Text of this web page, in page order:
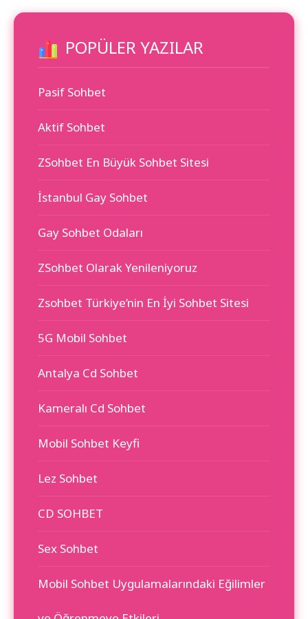
POPÜLER YAZILAR
Pasif Sohbet
Aktif Sohbet
ZSohbet En Büyük Sohbet Sitesi
İstanbul Gay Sohbet
Gay Sohbet Odaları
ZSohbet Olarak Yenileniyoruz
Zsohbet Türkiye’nin En İyi Sohbet Sitesi
5G Mobil Sohbet
Antalya Cd Sohbet
Kameralı Cd Sohbet
Mobil Sohbet Keyfi
Lez Sohbet
CD SOHBET
Sex Sohbet
Mobil Sohbet Uygulamalarındaki Eğilimler